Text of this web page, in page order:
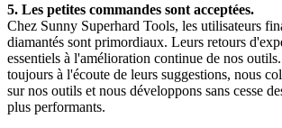
5. Les petites commandes sont acceptées.
Chez Sunny Superhard Tools, les utilisateurs
diamantés sont primordiaux. Leurs retours
essentiels à l'amélioration continue de nos
toujours à l'écoute de leurs suggestions, nous
sur nos outils et nous développons sans cesse
plus performants.